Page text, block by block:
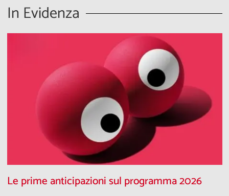
In Evidenza
Le prime anticipazioni sul programma 2026